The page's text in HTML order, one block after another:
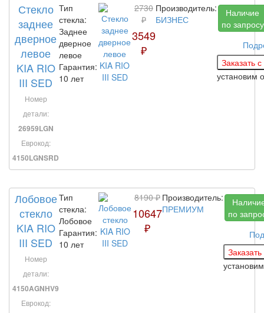
Стекло
заднее
дверное
левое
KIA RIO
III SED
Номер
детали:
26959LGN
Еврокод:
4150LGNSRD
Тип
стекла:
Заднее
дверное
левое
Гарантия:
10 лет
2730
₽
3549
₽
Производитель:
БИЗНЕС
Наличие
по запросу
установим
Лобовое
стекло
KIA RIO
III SED
Номер
детали:
4150AGNHV9
Еврокод:
Тип
стекла:
Лобовое
Гарантия:
10 лет
8190 ₽
10647
₽
Производитель:
ПРЕМИУМ
по